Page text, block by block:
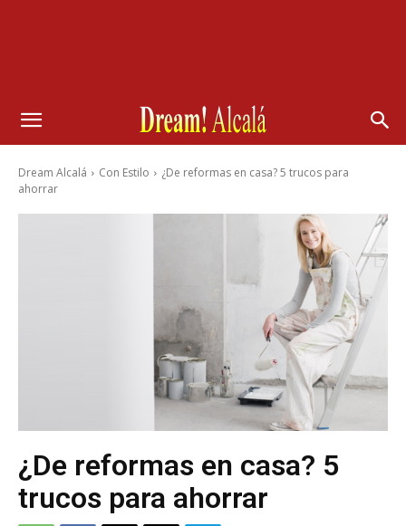
Dream Alcalá Con Estilo
¿De reformas en casa? 5 trucos para
ahorrar
¿De reformas en casa? 5
trucos para ahorrar